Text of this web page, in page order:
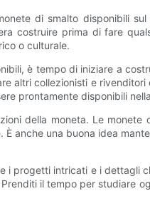
di smalto disponibili
costruire prima di fare
o culturale.
è tempo di iniziare a
altri collezionisti e
prontamente disponibili
della moneta. Le
anche una buona idea
progetti intricati e i dettagli
il tempo per studiare